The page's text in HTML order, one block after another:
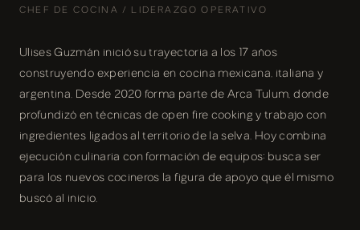
CHEF DE COCINA / LIDERAZGO OPERATIVO
Ulises Guzmán inició su trayectoria a los 17 años
construyendo experiencia en cocina mexicana, italiana y
argentina. Desde 2020 forma parte de Arca Tulum, donde
profundizó en técnicas de open fire cooking y trabajo con
ingredientes ligados al territorio de la selva. Hoy combina
ejecución culinaria con formación de equipos: busca ser
para los nuevos cocineros la figura de apoyo que él mismo
buscó al inicio.